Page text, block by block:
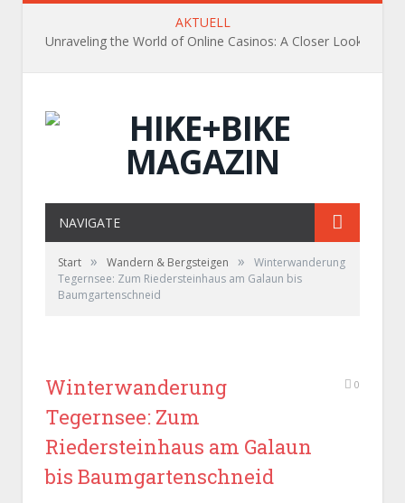
AKTUELL
Unraveling the World of Online Casinos: A Closer Look
NAVIGATE
Start » Wandern & Bergsteigen »
Winterwanderung
Tegernsee: Zum Riedersteinhaus am Galaun bis
Baumgartenschneid
Winterwanderung
Tegernsee: Zum
Riedersteinhaus am Galaun
bis Baumgartenschneid
0